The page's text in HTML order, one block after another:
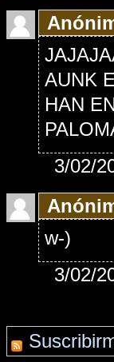
AUNK
HAN
3/02/
w-)
3/02/